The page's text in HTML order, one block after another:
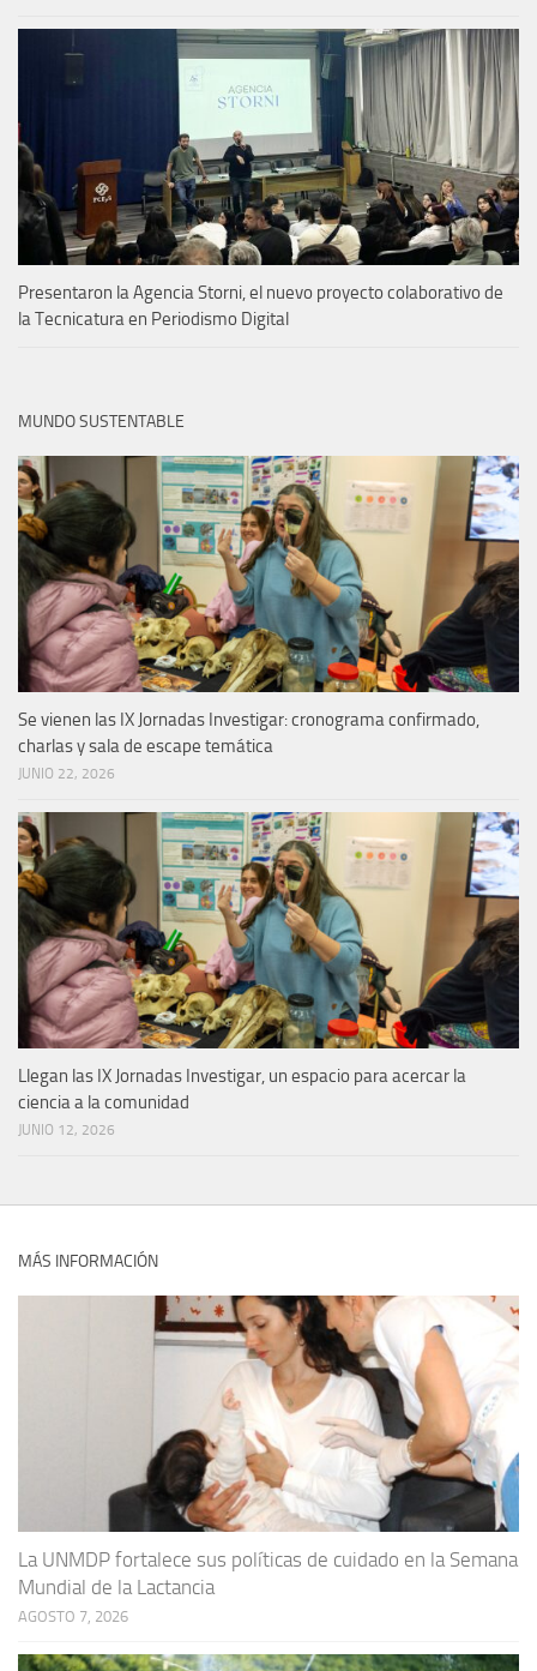
Presentaron la Agencia Storni, el nuevo proyecto colaborativo de
la Tecnicatura en Periodismo Digital
MUNDO SUSTENTABLE
Se vienen las IX Jornadas Investigar: cronograma confirmado,
charlas y sala de escape temática
JUNIO 22, 2026
Llegan las IX Jornadas Investigar, un espacio para acercar la
ciencia a la comunidad
JUNIO 12, 2026
MÁS INFORMACIÓN
La UNMDP fortalece sus políticas de cuidado en la Semana
Mundial de la Lactancia
AGOSTO 7, 2026